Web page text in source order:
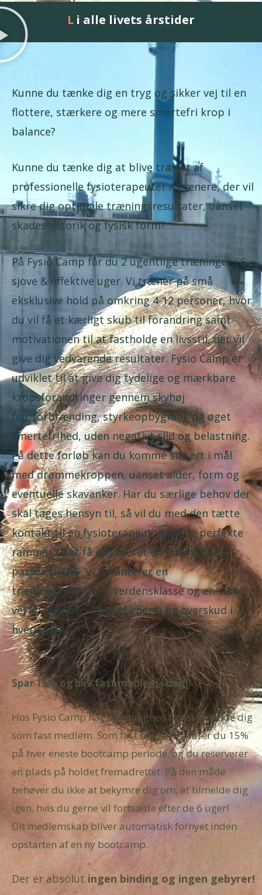
Livskvaliteti alle livets årstider
Kunne du tænke dig en tryg og sikker vej til en
flottere, stærkere og mere smertefri krop i
balance?
Kunne du tænke dig at blive trænet af
professionelle fysioterapeuter / trænere, der vil
sikre dig optimale træningsresultater, uanset
skadeshistorik og fysisk form?
På Fysio Camp får du 2 ugentlige træninger i 6
sjove & effektive uger. Vi træner på små
eksklusive hold på omkring 4-12 personer, hvor
du vil få et kærligt skub til forandring samt
motivationen til at fastholde en livsstil, der vil
give dig vedvarende resultater. Fysio Camp er
udviklet til at give dig tydelige og mærkbare
kropsforandringer gennem skyhøj
fedtforbrænding, styrkeopbygning og øget
smertefrihed, uden negativt slid og belastning.
På dette forløb kan du komme sikkert i mål
med drømmekroppen, uanset alder, form og
eventuelle skavanker. Har du særlige behov der
skal tages hensyn til, så vil du med den tætte
kontakt til en fysioterapeut, have de perfekte
rammer til at få optimeret en træning som
passer til DIG. Vi garanterer en
træningsoplevelse i verdensklasse og en sikker
vej en ny krop – fuld af energi og overskud i
hverdagen.
Spar 15% og bliv fast medlem i dag!
Hos Fysio Camp har du mulighed for at tilmelde dig
som fast medlem. Som fast medlem sparer du 15%
på hver eneste bootcamp periode, og du reserverer
en plads på holdet fremadrettet. På den måde
behøver du ikke at bekymre dig om, at tilmelde dig
igen, hvis du gerne vil fortsætte efter de 6 uger!
Dit medlemskab bliver automatisk fornyet inden
opstarten af en ny bootcamp.
Der er absolut ingen binding og ingen gebyrer!